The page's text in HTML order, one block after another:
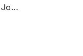
Liftactiv Supreme SPF30 Jour 50ml